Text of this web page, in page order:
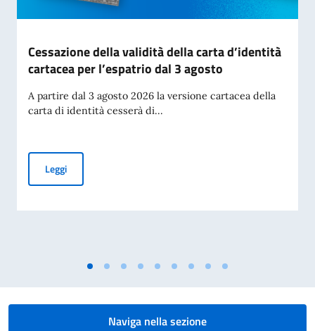
Cessazione della validità della carta d’identità
cartacea per l’espatrio dal 3 agosto
A partire dal 3 agosto 2026 la versione cartacea della
carta di identità cesserà di...
LeggiCessazione della validità della carta d’identità cartacea
Naviga nella sezione